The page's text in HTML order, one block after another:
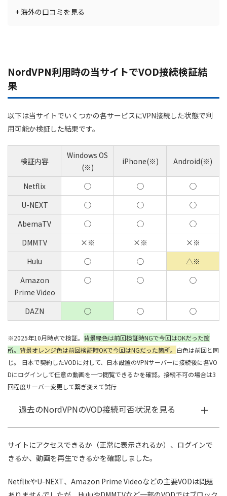
ウズベキスタン(1) :
ガーナ(1) :
レバノン(1) :
ナイジェリア(1) :
トルコ(1) :
アラブ首長国連邦(1) :
+ 海外の口コミを見る
NordVPN利用時の当サイトでVOD接続検証結
果
以下は当サイトでいくつかの各サービスにVPN接続した状態で利
用可能か検証した結果です。
検証内容
Windows OS
(※)
iPhone(※) Android(※)
Netflix ◯ ◯
◯
U-NEXT
◯ ◯
◯
AbemaTV
◯ ◯
◯
DMMTV
×※ ×※
×※
Hulu
◯ ◯
△※
Amazon
Prime Video
◯ ◯ ◯
DAZN ◯ ◯ ◯
※2025年10月時点で検証。 背景緑色は前回検証時NGで今回はOKだった箇
所。 背景オレンジ色は前回検証時OKで今回はNGだった箇所。 白色は前回と同
じ。
日本で契約したVODに対して、日本設置のVPNサーバーに接続後に各VO
Dにログインして任意の動画を一つ閲覧できるかを確認。接続不可の場合は3
回程度サーバー変更して繋ぎ変えて試行
過去のNordVPNのVOD接続可否状況を見る
サイトにアクセスできるか（正常に表示されるか）、ログインで
きるか、動画を再生できるかを確認しました。
NetflixやU-NEXT、Amazon Prime Videoなどの主要VODは問題